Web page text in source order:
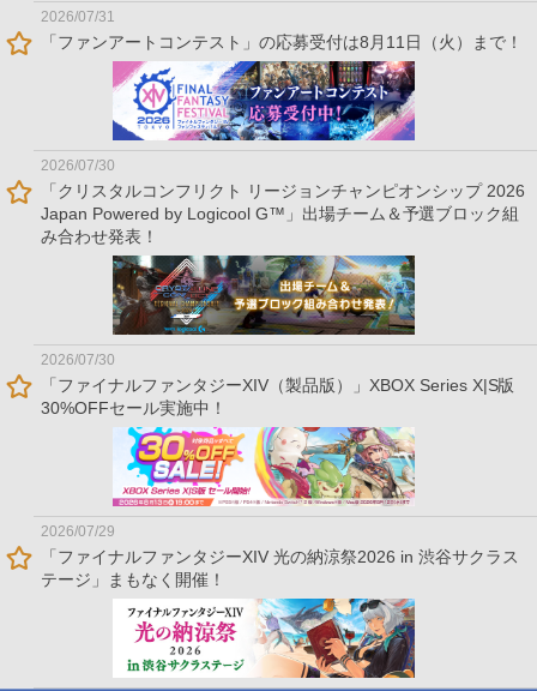
2026/07/31
「ファンアートコンテスト」の応募受付は8月11日（火）まで！
2026/07/30
「クリスタルコンフリクト リージョンチャンピオンシップ 2026
Japan Powered by Logicool G™」出場チーム＆予選ブロック組
み合わせ発表！
2026/07/30
「ファイナルファンタジーXIV（製品版）」XBOX Series X|S版
30%OFFセール実施中！
2026/07/29
「ファイナルファンタジーXIV 光の納涼祭2026 in 渋谷サクラス
テージ」まもなく開催！